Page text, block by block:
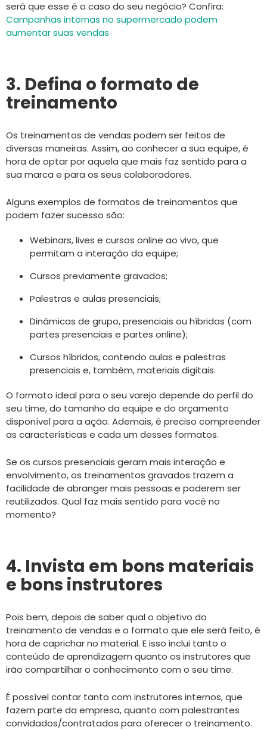
será que esse é o caso do seu negócio? Confira:
Campanhas internas no supermercado podem
aumentar suas vendas
3. Defina o formato de
treinamento
Os treinamentos de vendas podem ser feitos de
diversas maneiras. Assim, ao conhecer a sua equipe, é
hora de optar por aquela que mais faz sentido para a
sua marca e para os seus colaboradores.
Alguns exemplos de formatos de treinamentos que
podem fazer sucesso são:
Webinars, lives e cursos online ao vivo, que
permitam a interação da equipe;
Cursos previamente gravados;
Palestras e aulas presenciais;
Dinâmicas de grupo, presenciais ou híbridas (com
partes presenciais e partes online);
Cursos híbridos, contendo aulas e palestras
presenciais e, também, materiais digitais.
O formato ideal para o seu varejo depende do perfil do
seu time, do tamanho da equipe e do orçamento
disponível para a ação. Ademais, é preciso compreender
as características e cada um desses formatos.
Se os cursos presenciais geram mais interação e
envolvimento, os treinamentos gravados trazem a
facilidade de abranger mais pessoas e poderem ser
reutilizados. Qual faz mais sentido para você no
momento?
4. Invista em bons materiais
e bons instrutores
Pois bem, depois de saber qual o objetivo do
treinamento de vendas e o formato que ele será feito, é
hora de caprichar no material. E isso inclui tanto o
conteúdo de aprendizagem quanto os instrutores que
irão compartilhar o conhecimento com o seu time.
É possível contar tanto com instrutores internos, que
fazem parte da empresa, quanto com palestrantes
convidados/contratados para oferecer o treinamento.